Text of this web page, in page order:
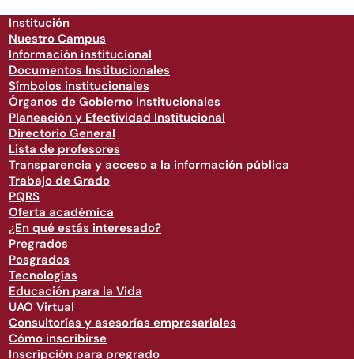
Institución
Nuestro Campus
Información institucional
Documentos Institucionales
Símbolos institucionales
Órganos de Gobierno Institucionales
Planeación y Efectividad Institucional
Directorio General
Lista de profesores
Transparencia y acceso a la información pública
Trabajo de Grado
PQRS
Oferta académica
¿En qué estás interesado?
Pregrados
Posgrados
Tecnologías
Educación para la Vida
UAO Virtual
Consultorías y asesorías empresariales
Cómo inscribirse
Inscripción para pregrado